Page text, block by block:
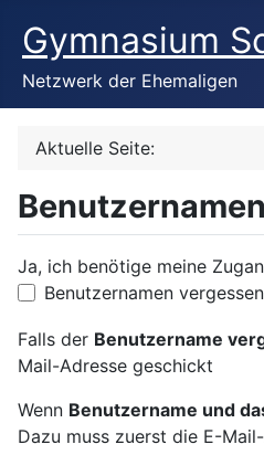
Gymnasium
Netzwerk der Ehemaligen
Aktuelle Seite:
Ja, ich benötige meine
Benutzernamen vergessen
Falls der Benutzername
Mail-Adresse geschickt
Wenn Benutzername und
Dazu muss zuerst die E-